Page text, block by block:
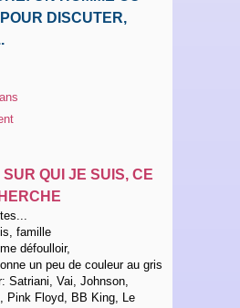
DISCUTER,
QUI JE SUIS, CE
famille
défoulloir,
un peu de couleur au gris
Satriani, Vai, Johnson,
Pink Floyd, BB King, Le